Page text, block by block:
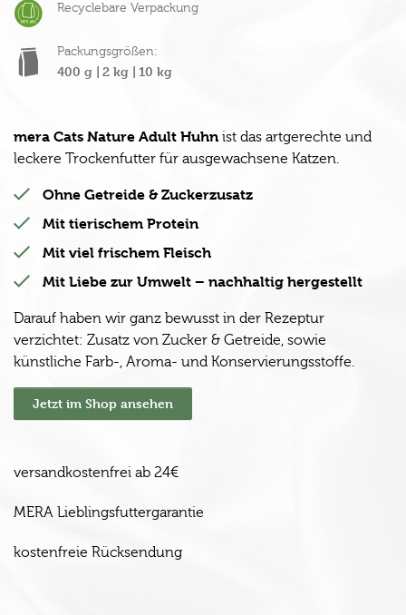
Recyclebare Verpackung
Packungsgrößen:
400 g | 2 kg | 10 kg
mera Cats Nature Adult Huhn ist das artgerechte und
leckere Trockenfutter für ausgewachsene Katzen.
Ohne Getreide & Zuckerzusatz
Mit tierischem Protein
Mit viel frischem Fleisch
Mit Liebe zur Umwelt – nachhaltig hergestellt
Darauf haben wir ganz bewusst in der Rezeptur
verzichtet: Zusatz von Zucker & Getreide, sowie
künstliche Farb-, Aroma- und Konservierungsstoffe.
Jetzt im Shop ansehen
versandkostenfrei ab 24€
MERA Lieblingsfuttergarantie
kostenfreie Rücksendung